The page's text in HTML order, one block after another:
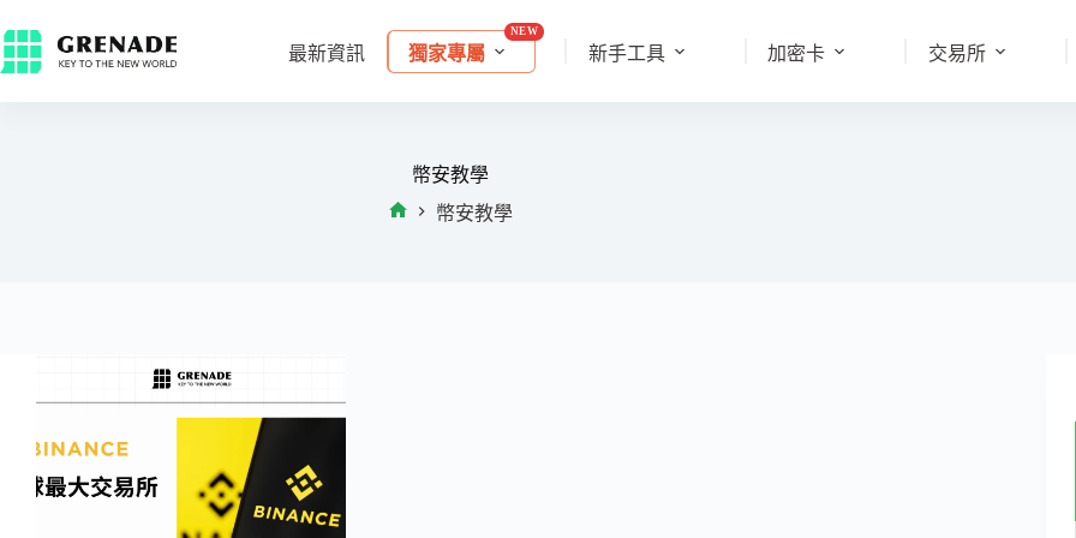
最新資訊 獨家專屬 新手工具 加密卡 交易所
幣安教學
幣安教學